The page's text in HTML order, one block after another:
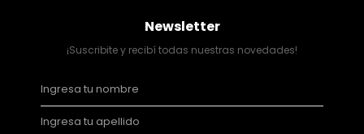
Newsletter
¡Suscribite y recibí todas nuestras novedades!